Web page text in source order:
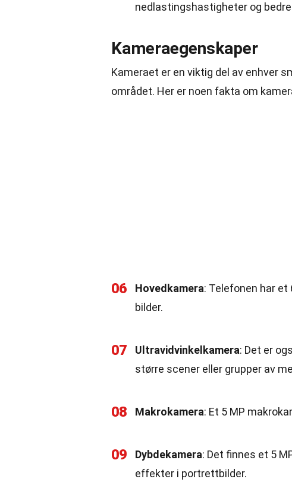
nedlastingshastigheter og
Kameraegenskaper
Kameraet er en viktig del av enhver
området. Her er noen fakta om
06 Hovedkamera: Telefonen har
bilder.
07 Ultravidvinkelkamera: Det er
større scener eller grupper av
08 Makrokamera: Et 5 MP
09 Dybdekamera: Det finnes et 5
effekter i portrettbilder.